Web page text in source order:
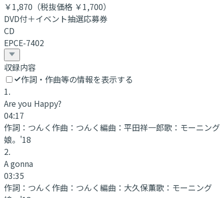
￥1,870 （税抜価格 ￥1,700）
DVD付＋イベント抽選応募券
CD
EPCE-7402
収録内容
作詞・作曲等の情報を表示する
1.
Are you Happy?
04:17
作詞： つんく作曲： つんく編曲： 平田祥一郎歌： モーニング
娘。'18
2.
A gonna
03:35
作詞： つんく作曲： つんく編曲： 大久保薫歌： モーニング